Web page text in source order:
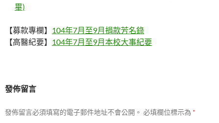
畢)
【募款專欄】 104年7月至9月捐款芳名錄
【高醫紀要】 104年7月至9月本校大事紀要
發佈留言
發佈留言必須填寫的電子郵件地址不會公開。 必填欄位標示為 *